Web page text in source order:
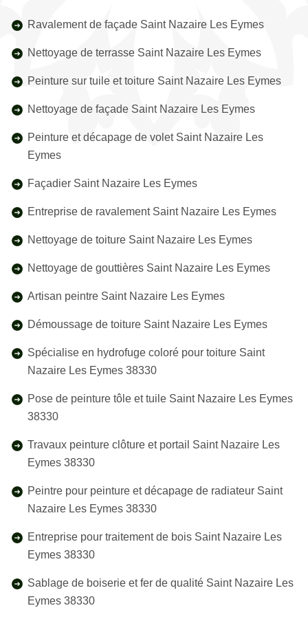
Ravalement de façade Saint Nazaire Les Eymes
Nettoyage de terrasse Saint Nazaire Les Eymes
Peinture sur tuile et toiture Saint Nazaire Les Eymes
Nettoyage de façade Saint Nazaire Les Eymes
Peinture et décapage de volet Saint Nazaire Les
Eymes
Façadier Saint Nazaire Les Eymes
Entreprise de ravalement Saint Nazaire Les Eymes
Nettoyage de toiture Saint Nazaire Les Eymes
Nettoyage de gouttières Saint Nazaire Les Eymes
Artisan peintre Saint Nazaire Les Eymes
Démoussage de toiture Saint Nazaire Les Eymes
Spécialise en hydrofuge coloré pour toiture Saint
Nazaire Les Eymes 38330
Pose de peinture tôle et tuile Saint Nazaire Les Eymes
38330
Travaux peinture clôture et portail Saint Nazaire Les
Eymes 38330
Peintre pour peinture et décapage de radiateur Saint
Nazaire Les Eymes 38330
Entreprise pour traitement de bois Saint Nazaire Les
Eymes 38330
Sablage de boiserie et fer de qualité Saint Nazaire Les
Eymes 38330